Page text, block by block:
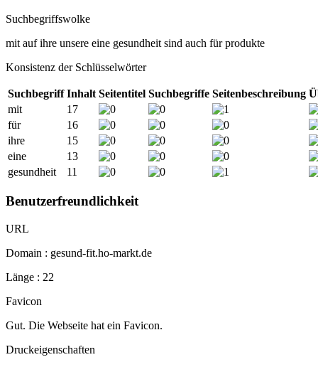
Suchbegriffswolke
mit auf ihre unsere eine gesundheit sind auch für produkte
Konsistenz der Schlüsselwörter
Suchbegriff Inhalt Seitentitel Suchbegriffe Seitenbeschreibung
mit
17
für
16
ihre
15
eine
13
gesundheit
11
Benutzerfreundlichkeit
URL
Domain : gesund-fit.ho-markt.de
Länge : 22
Favicon
Gut. Die Webseite hat ein Favicon.
Druckeigenschaften